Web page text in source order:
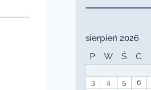
sierpień 2026
P
W Ś C
3
4 5 6